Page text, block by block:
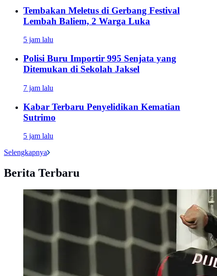
Tembakan Meletus di Gerbang Festival
Lembah Baliem, 2 Warga Luka
5 jam lalu
Polisi Buru Importir 995 Senjata yang
Ditemukan di Sekolah Jaksel
7 jam lalu
Kabar Terbaru Penyelidikan Kematian
Sutrimo
5 jam lalu
Selengkapnya
Berita Terbaru